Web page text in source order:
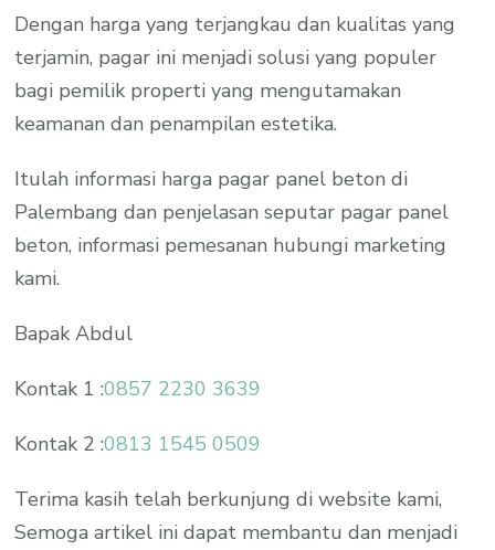
Dengan harga yang terjangkau dan kualitas yang
terjamin, pagar ini menjadi solusi yang populer
bagi pemilik properti yang mengutamakan
keamanan dan penampilan estetika.
Itulah informasi harga pagar panel beton di
Palembang dan penjelasan seputar pagar panel
beton, informasi pemesanan hubungi marketing
kami.
Bapak Abdul
Kontak 1 :0857 2230 3639
Kontak 2 :0813 1545 0509
Terima kasih telah berkunjung di website kami,
Semoga artikel ini dapat membantu dan menjadi